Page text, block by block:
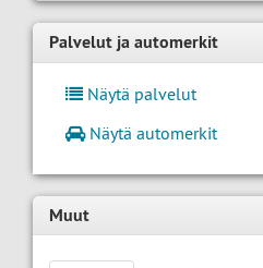
Palvelut ja automerkit
Näytä palvelut
Näytä automerkit
Muut